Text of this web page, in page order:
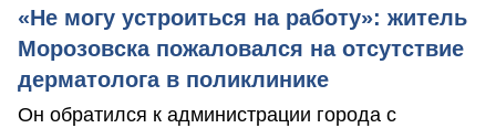
«Не могу устроиться на работу»: житель
Морозовска пожаловался на отсутствие
дерматолога в поликлинике
Он обратился к администрации города с